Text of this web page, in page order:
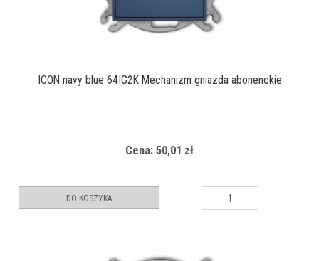
ICON navy blue 64IG2K Mechanizm gniazda abonenckie
Cena: 50,01 zł
DO KOSZYKA